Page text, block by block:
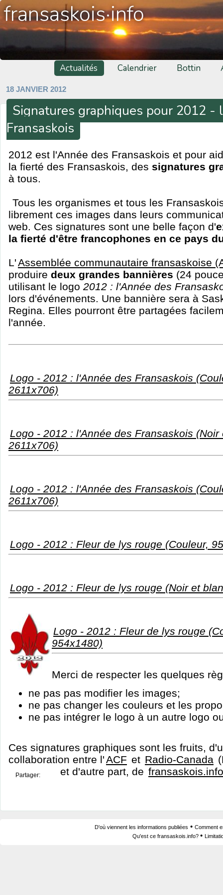
fransaskois·info
Actualités Calendrier Bottin
18 JANVIER 2012
Signatures graphiques pour 2012 -
Fransaskois
2012 est l'Année des Fransaskois et pour
la fierté des Fransaskois, des signatures
à tous.
Tous les organismes et tous les
librement ces images dans leurs
web. Ces signatures sont une belle façon d'
la fierté d'être francophones en ce pays
L'Assemblée communautaire fransaskoise
produire deux grandes bannières (24
utilisant le logo 2012 : l'Année des
lors d'événements. Une bannière sera à
Regina. Elles pourront être partagées
l'année.
Logo - 2012 : l'Année des Fransaskois
2611x706)
Logo - 2012 : l'Année des Fransaskois
2611x706)
Logo - 2012 : l'Année des Fransaskois
2611x706)
Logo - 2012 : Fleur de lys rouge (Couleur,
Logo - 2012 : Fleur de lys rouge (Noir et
Logo - 2012 : Fleur de lys rouge
954x1480)
Merci de respecter les quelques
ne pas pas modifier les images;
ne pas changer les couleurs et les
ne pas intégrer le logo à un autre logo
Ces signatures graphiques sont les fruits,
collaboration entre l'ACF et Radio-Canada
et d'autre part, de fransaskois.info
Partager:
D'où viennent les informations publiées • Comment
Qu'est ce fransaskois.info? •